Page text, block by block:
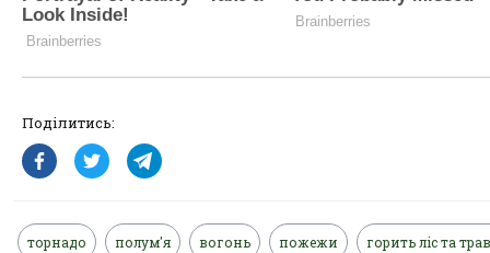
Поділитись:
торнадо полум'я вогонь пожежи горить ліс та